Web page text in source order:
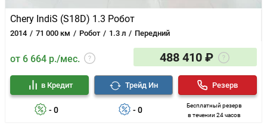
Chery IndiS (S18D) 1.3 Робот
2014 71 000 км Робот 1.3 л Передний
от 6 664 р./мес. 488 410 ₽
- 0
в Кредит
- 0
Трейд Ин
Бесплатный резерв
в течении 24 часов
Резерв